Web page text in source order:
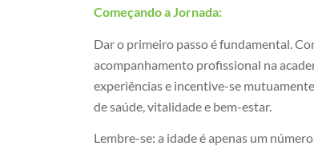
Começando a Jornada:
Dar o primeiro passo é fundamental.
acompanhamento profissional na
experiências e incentive-se
de saúde, vitalidade e bem-estar.
Lembre-se: a idade é apenas um